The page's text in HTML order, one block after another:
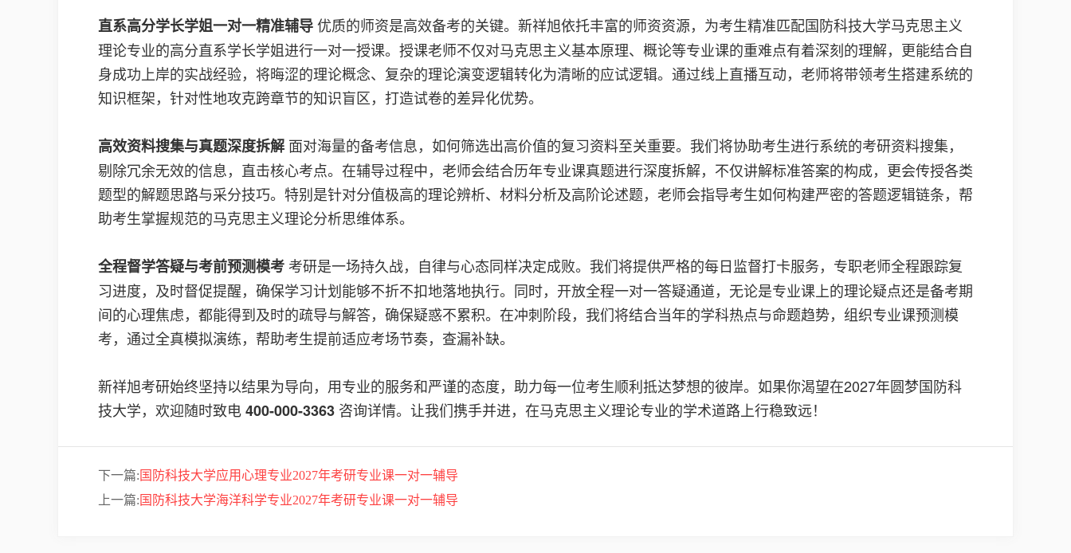
直系高分学长学姐一对一精准辅导优质的师资是高效备考的关键。新祥旭依托丰富的师资资源，为考生精准匹配国防科技大学马克思主义
理论专业的高分直系学长学姐进行一对一授课。授课老师不仅对马克思主义基本原理、概论等专业课的重难点有着深刻的理解，更能结合自
身成功上岸的实战经验，将晦涩的理论概念、复杂的理论演变逻辑转化为清晰的应试逻辑。通过线上直播互动，老师将带领考生搭建系统的
知识框架，针对性地攻克跨章节的知识盲区，打造试卷的差异化优势。
高效资料搜集与真题深度拆解 面对海量的备考信息，如何筛选出高价值的复习资料至关重要。我们将协助考生进行系统的考研资料搜集，
剔除冗余无效的信息，直击核心考点。在辅导过程中，老师会结合历年专业课真题进行深度拆解，不仅讲解标准答案的构成，更会传授各类
题型的解题思路与采分技巧。特别是针对分值极高的理论辨析、材料分析及高阶论述题，老师会指导考生如何构建严密的答题逻辑链条，帮
助考生掌握规范的马克思主义理论分析思维体系。
全程督学答疑与考前预测模考 考研是一场持久战，自律与心态同样决定成败。我们将提供严格的每日监督打卡服务，专职老师全程跟踪复
习进度，及时督促提醒，确保学习计划能够不折不扣地落地执行。同时，开放全程一对一答疑通道，无论是专业课上的理论疑点还是备考期
间的心理焦虑，都能得到及时的疏导与解答，确保疑惑不累积。在冲刺阶段，我们将结合当年的学科热点与命题趋势，组织专业课预测模
考，通过全真模拟演练，帮助考生提前适应考场节奏，查漏补缺。
新祥旭考研始终坚持以结果为导向，用专业的服务和严谨的态度，助力每一位考生顺利抵达梦想的彼岸。如果你渴望在2027年圆梦国防科
技大学，欢迎随时致电400-000-3363 咨询详情。让我们携手并进，在马克思主义理论专业的学术道路上行稳致远！
下一篇: 国防科技大学应用心理专业2027年考研专业课一对一辅导
上一篇: 国防科技大学海洋科学专业2027年考研专业课一对一辅导